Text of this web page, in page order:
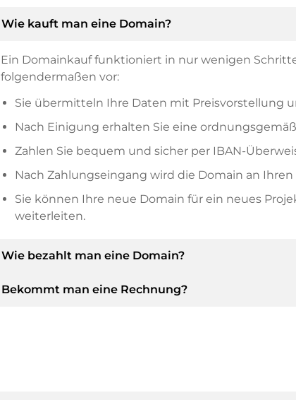
Wie kauft man eine Domain?
Ein Domainkauf funktioniert in nur wenigen
folgendermaßen vor:
Sie übermitteln Ihre Daten mit Preisvorstellung
Nach Einigung erhalten Sie eine
Zahlen Sie bequem und sicher per IBAN-
Nach Zahlungseingang wird die Domain an
Sie können Ihre neue Domain für ein neues
weiterleiten.
Wie bezahlt man eine Domain?
Nach einer Einigung wird der Inhaber Ihnen die
Bekommt man eine Rechnung?